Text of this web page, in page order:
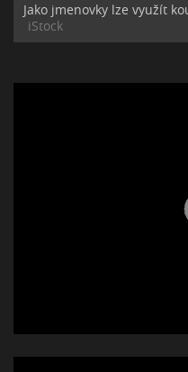
Jako jmenovky lze využít
iStock